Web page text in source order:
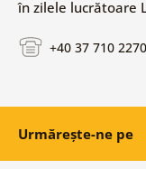
în zilele lucrătoare
+40 37 710 2270
Urmărește-ne pe